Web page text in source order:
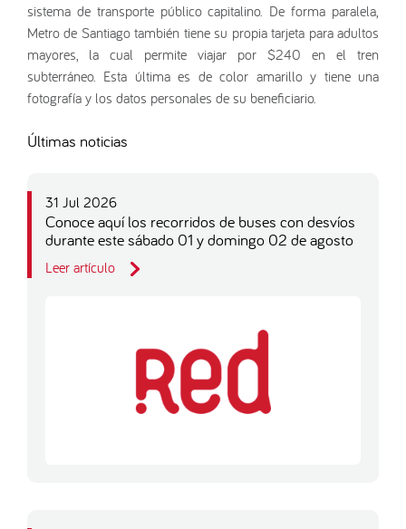
sistema de transporte público capitalino. De forma paralela,
Metro de Santiago también tiene su propia tarjeta para adultos
mayores, la cual permite viajar por $240 en el tren
subterráneo. Esta última es de color amarillo y tiene una
fotografía y los datos personales de su beneficiario.
Últimas noticias
31 Jul 2026
Conoce aquí los recorridos de buses con desvíos
durante este sábado 01 y domingo 02 de agosto
Leer artículo